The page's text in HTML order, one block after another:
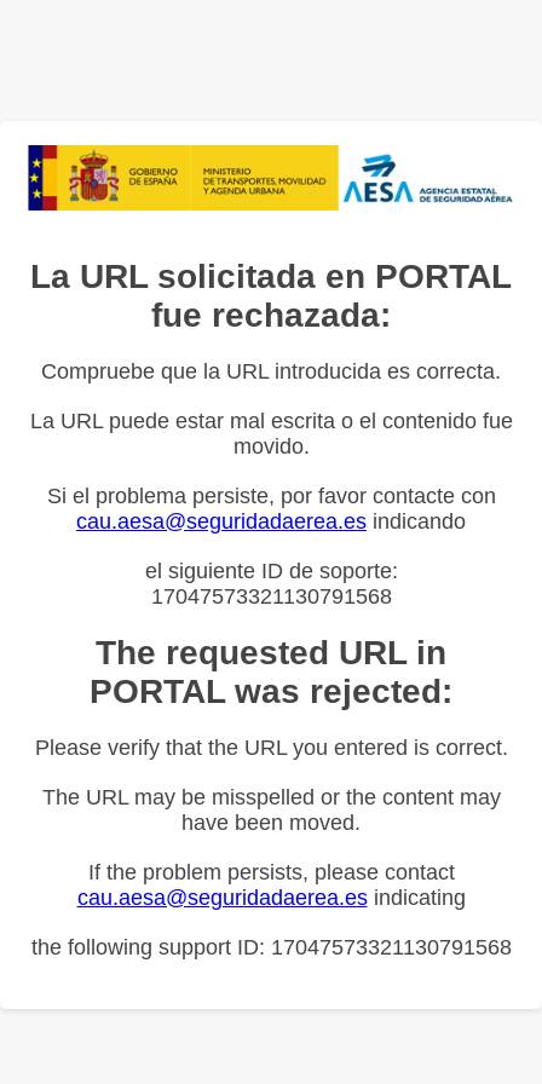
La URL solicitada en PORTAL
fue rechazada:
Compruebe que la URL introducida es correcta.
La URL puede estar mal escrita o el contenido fue
movido.
Si el problema persiste, por favor contacte con
cau.aesa@seguridadaerea.es indicando
el siguiente ID de soporte:
17047573321130791568
The requested URL in
PORTAL was rejected:
Please verify that the URL you entered is correct.
The URL may be misspelled or the content may
have been moved.
If the problem persists, please contact
cau.aesa@seguridadaerea.esindicating
the following support ID: 17047573321130791568